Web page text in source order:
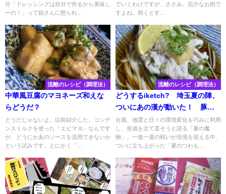
分「ドレッシングは自分で作るから美味し
ーの！」って姐さんに怒られ...
でいくわけですが、ささみ。厄介なお肉で
すよね。焼くとす...
流離のレシピ（調理法）
中華風豆腐のマヨネーズ和えな
らどうだ？
どうだじゃないよ。以前紹介した、コンデ
ンスミルクを使った「エビマヨ」なんです
が、どうにかあのソースを流用できないか
という試みです。とにかく「...
流離のレシピ（調理法）
どうするiketch? 埼玉夏の陣、
ついにあの漢が動いた！ 豚し
ゃぶおろしぶっかけうどん推
参！
台風、地震と日々の環境変化を巧みに利用
し、形成を立て直そうと諮る「夏の魔
物」。一進一退の戦いが佳境を迎える中、
ついに立ち上がった「夏のつわも...